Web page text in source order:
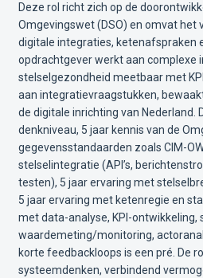
Deze rol richt zich op de
Omgevingswet (DSO) en omvat het
digitale integraties, ketenafspraken
opdrachtgever werkt aan complexe
stelselgezondheid meetbaar met
aan integratievraagstukken,
de digitale inrichting van Nederland.
denkniveau, 5 jaar kennis van de
gegevensstandaarden zoals CIM-
stelselintegratie (API’s,
testen), 5 jaar ervaring met
5 jaar ervaring met ketenregie en
met data-analyse, KPI-ontwikkeling,
waardemeting/monitoring,
korte feedbackloops is een pré. De
systeemdenken, verbindend